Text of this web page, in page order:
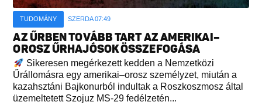
TUDOMÁNY SZERDA 07:49
AZ ŰRBEN TOVÁBB TART AZ AMERIKAI–
OROSZ ŰRHAJÓSOK ÖSSZEFOGÁSA
Sikeresen megérkezett kedden a Nemzetközi
Űrállomásra egy amerikai–orosz személyzet, miután a
kazahsztáni Bajkonurból indultak a Roszkoszmosz által
üzemeltetett Szojuz MS-29 fedélzetén...